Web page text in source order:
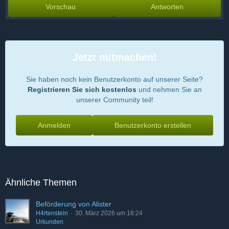
Antworten
Vorschau
Jetzt mitmachen!
Sie haben noch kein Benutzerkonto auf unserer Seite?
Registrieren Sie sich kostenlos und nehmen Sie an
unserer Community teil!
Benutzerkonto erstellen
Anmelden
Ähnliche Themen
Beförderung von Alister
H4rtenstein
30. März 2026 um 18:24
Urkunden